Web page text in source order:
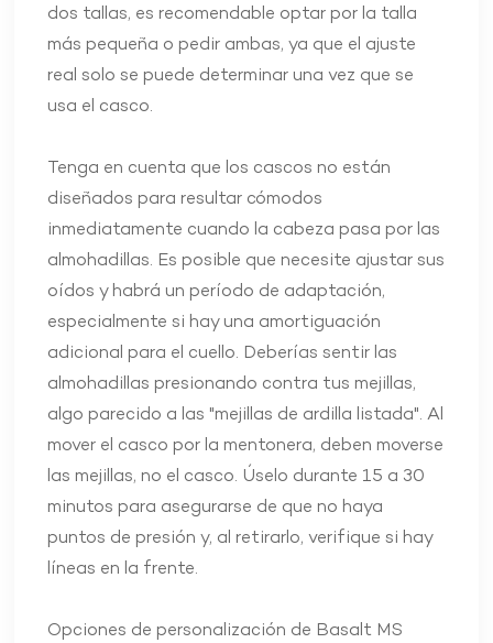
dos tallas, es recomendable optar por la talla
más pequeña o pedir ambas, ya que el ajuste
real solo se puede determinar una vez que se
usa el casco.
Tenga en cuenta que los cascos no están
diseñados para resultar cómodos
inmediatamente cuando la cabeza pasa por las
almohadillas. Es posible que necesite ajustar sus
oídos y habrá un período de adaptación,
especialmente si hay una amortiguación
adicional para el cuello. Deberías sentir las
almohadillas presionando contra tus mejillas,
algo parecido a las "mejillas de ardilla listada". Al
mover el casco por la mentonera, deben moverse
las mejillas, no el casco. Úselo durante 15 a 30
minutos para asegurarse de que no haya
puntos de presión y, al retirarlo, verifique si hay
líneas en la frente.
Opciones de personalización de Basalt MS